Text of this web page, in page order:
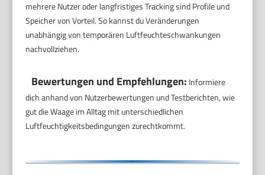
mehrere Nutzer oder langfristiges Tracking sind Profile und
Speicher von Vorteil. So kannst du Veränderungen
unabhängig von temporären Luftfeuchteschwankungen
nachvollziehen.
Bewertungen und Empfehlungen: Informiere
dich anhand von Nutzerbewertungen und Testberichten, wie
gut die Waage im Alltag mit unterschiedlichen
Luftfeuchtigkeitsbedingungen zurechtkommt.